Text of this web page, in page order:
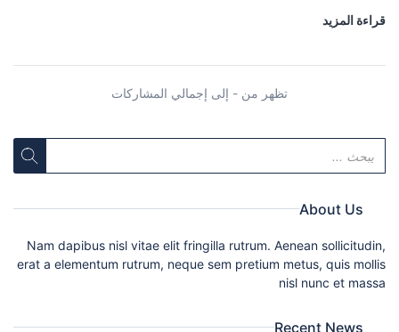
قراءة المزيد
تظهر من - إلى إجمالي المشاركات
About Us
Nam dapibus nisl vitae elit fringilla rutrum. Aenean sollicitudin,
erat a elementum rutrum, neque sem pretium metus, quis mollis
nisl nunc et massa
Recent News